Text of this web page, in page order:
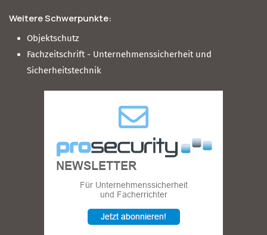
Weitere Schwerpunkte:
Objektschutz
Fachzeitschrift - Unternehmenssicherheit und
Sicherheitstechnik